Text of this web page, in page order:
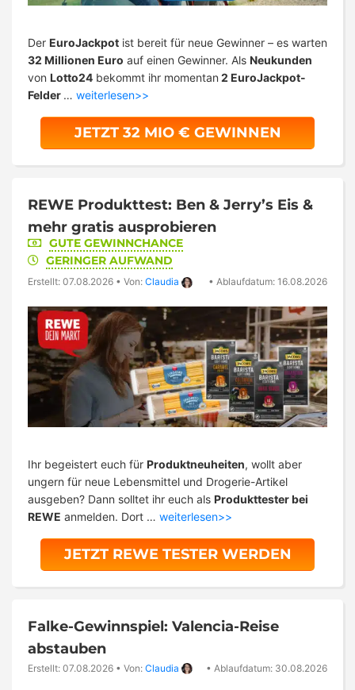
Der EuroJackpot ist bereit für neue Gewinner – es warten
32 Millionen Euro auf einen Gewinner. Als Neukunden
von Lotto24 bekommt ihr momentan 2 EuroJackpot-
Felder … weiterlesen>>
JETZT 32 MIO € GEWINNEN
REWE Produkttest: Ben & Jerry’s Eis &
mehr gratis ausprobieren
GUTE GEWINNCHANCE
GERINGER AUFWAND
Erstellt: 07.08.2026 • Von: Claudia • Ablaufdatum: 16.08.2026
Ihr begeistert euch für Produktneuheiten, wollt aber
ungern für neue Lebensmittel und Drogerie-Artikel
ausgeben? Dann solltet ihr euch als Produkttester bei
REWE anmelden. Dort … weiterlesen>>
JETZT REWE TESTER WERDEN
Falke-Gewinnspiel: Valencia-Reise
abstauben
Erstellt: 07.08.2026 • Von: Claudia • Ablaufdatum: 30.08.2026